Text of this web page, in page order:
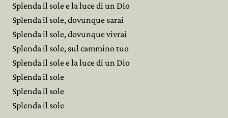
Splenda il sole e la luce di un Dio
Splenda il sole, dovunque sarai
Splenda il sole, dovunque vivrai
Splenda il sole, sul cammino tuo
Splenda il sole e la luce di un Dio
Splenda il sole
Splenda il sole
Splenda il sole